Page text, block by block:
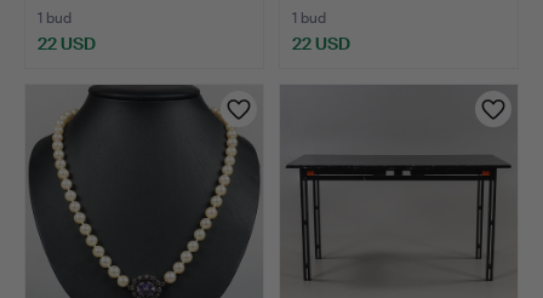
1 bud
22 USD
1 bud
22 USD